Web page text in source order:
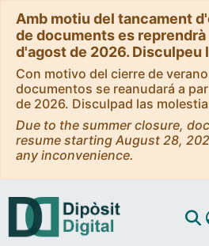
Amb motiu del tancament
de documents es
d'agost de 2026. Disculpeu
Con motivo del cierre de
documentos se reanudará a
de 2026. Disculpad las
Due to the summer closure,
resume starting August 28,
any inconvenience.